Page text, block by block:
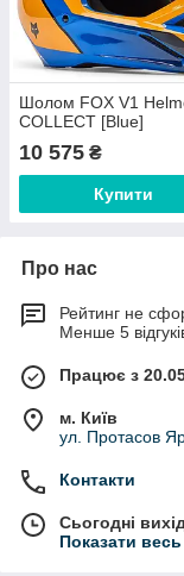
Шолом FOX V1
COLLECT [Blue]
10 575 ₴
Купити
Про нас
Рейтинг не
Менше 5
Працює з
м. Київ
ул. Протасов
Контакти
Сьогодні
Показати